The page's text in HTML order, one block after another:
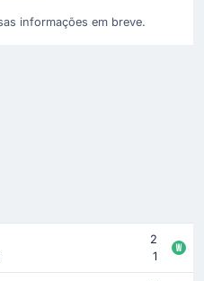
informações em breve.
2
1